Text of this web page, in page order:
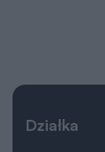
Działka